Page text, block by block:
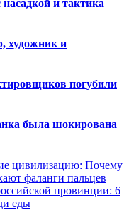
и тактика
художник и
погубили
была шокирована
цивилизацию: Почему
фаланги пальцев
провинции: 6
еды